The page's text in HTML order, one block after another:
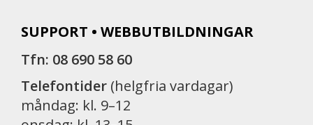
SUPPORT • WEBBUTBILDNINGAR
Tfn: 08 690 58 60
Telefontider (helgfria vardagar)
måndag: kl. 9–12